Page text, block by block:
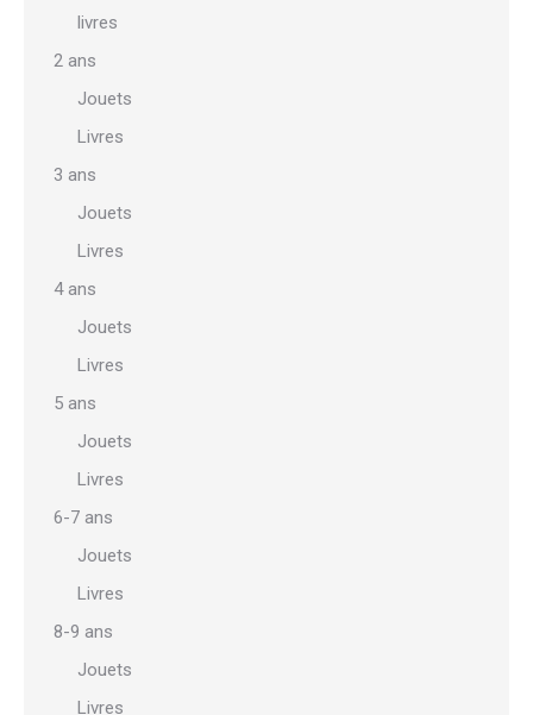
livres
2 ans
Jouets
Livres
3 ans
Jouets
Livres
4 ans
Jouets
Livres
5 ans
Jouets
Livres
6-7 ans
Jouets
Livres
8-9 ans
Jouets
Livres